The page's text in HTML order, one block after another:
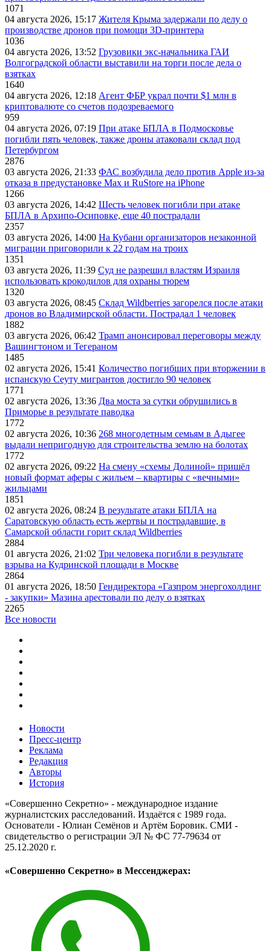
1071
04 августа 2026, 15:17 Жителя Крыма задержали по делу о
производстве дронов при помощи 3D‑принтера
1036
04 августа 2026, 13:52 Грузовики экс-начальника ГАИ
Волгоградской области выставили на торги после дела о
взятках
1640
04 августа 2026, 12:18 Агент ФБР украл почти $1 млн в
криптовалюте со счетов подозреваемого
959
04 августа 2026, 07:19 При атаке БПЛА в Подмосковье
погибли пять человек, также дроны атаковали склад под
Петербургом
2876
03 августа 2026, 21:33 ФАС возбудила дело против Apple из-за
отказа в предустановке Max и RuStore на iPhone
1266
03 августа 2026, 14:42 Шесть человек погибли при атаке
БПЛА в Архипо-Осиповке, еще 40 пострадали
2357
03 августа 2026, 14:00 На Кубани организаторов незаконной
миграции приговорили к 22 годам на троих
1351
03 августа 2026, 11:39 Суд не разрешил властям Израиля
использовать крокодилов для охраны тюрем
1320
03 августа 2026, 08:45 Склад Wildberries загорелся после атаки
дронов во Владимирской области. Пострадал 1 человек
1882
03 августа 2026, 06:42 Трамп анонсировал переговоры между
Вашингтоном и Тегераном
1485
02 августа 2026, 15:41 Количество погибших при вторжении в
испанскую Сеуту мигрантов достигло 90 человек
1771
02 августа 2026, 13:36 Два моста за сутки обрушились в
Приморье в результате паводка
1772
02 августа 2026, 10:36 268 многодетным семьям в Адыгее
выдали непригодную для строительства землю на болотах
1772
02 августа 2026, 09:22 На смену «схемы Долиной» пришёл
новый формат аферы с жильем – квартиры с «вечными»
жильцами
1851
02 августа 2026, 08:24 В результате атаки БПЛА на
Саратовскую область есть жертвы и пострадавшие, в
Самарской области горит склад Wildberries
2884
01 августа 2026, 21:02 Три человека погибли в результате
взрыва на Кудринской площади в Москве
2864
01 августа 2026, 18:50 Гендиректора «Газпром энергохолдинг
- закупки» Мазина арестовали по делу о взятках
2265
Все новости
Новости
Пресс-центр
Реклама
Редакция
Авторы
История
«Совершенно Секретно» - международное издание
журналистских расследований. Издаётся с 1989 года.
Основатели - Юлиан Семёнов и Артём Боровик. CМИ -
свидетельство о регистрации ЭЛ № ФС 77-79634 от
25.12.2020 г.
«Совершенно Секретно» в Мессенджерах: